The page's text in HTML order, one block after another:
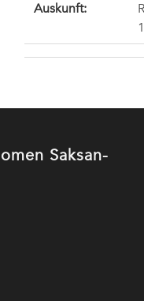
Auskunft:
Saksan-